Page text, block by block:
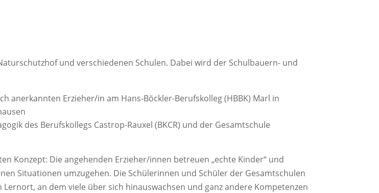
und verschiedenen Schulen. Dabei wird der Schulbauern- und
anerkannten Erzieher/in am Hans-Böckler-Berufskolleg (HBBK) Marl in
des Berufskollegs Castrop-Rauxel (BKCR) und der Gesamtschule
Konzept: Die angehenden Erzieher/innen betreuen „echte Kinder“ und
Situationen umzugehen. Die Schülerinnen und Schüler der Gesamtschulen
an dem viele über sich hinauswachsen und ganz andere Kompetenzen